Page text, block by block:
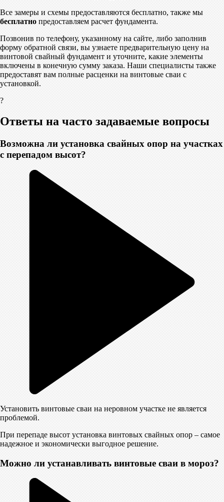
Все замеры и схемы предоставляются бесплатно, также мы
бесплатно предоставляем расчет фундамента.
Позвонив по телефону, указанному на сайте, либо заполнив
форму обратной связи, вы узнаете предварительную цену на
винтовой свайный фундамент и уточните, какие элементы
включены в конечную сумму заказа. Наши специалисты также
предоставят вам полные расценки на винтовые сваи с
установкой.
?
Ответы на часто задаваемые вопросы
Возможна ли установка свайных опор на участках
с перепадом высот?
Установить винтовые сваи на неровном участке не является
проблемой.
При перепаде высот установка винтовых свайных опор – самое
надежное и экономически выгодное решение.
Можно ли устанавливать винтовые cвaи в мороз?